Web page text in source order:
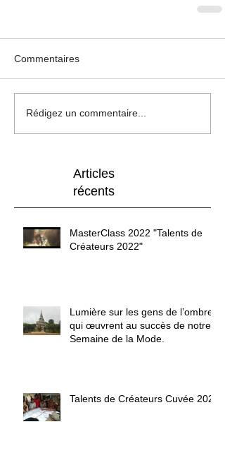
Commentaires
Rédigez un commentaire...
Articles
récents
MasterClass 2022 "Talents de
Créateurs 2022"
Lumière sur les gens de l’ombre
qui œuvrent au succès de notre
Semaine de la Mode.
Talents de Créateurs Cuvée 2020